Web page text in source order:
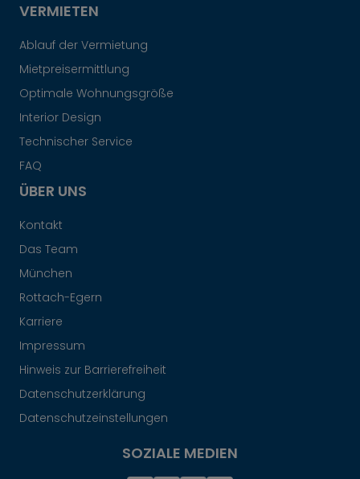
VERMIETEN
Ablauf der Vermietung
Mietpreisermittlung
Optimale Wohnungsgröße
Interior Design
Technischer Service
FAQ
ÜBER UNS
Kontakt
Das Team
München
Rottach-Egern
Karriere
Impressum
Hinweis zur Barrierefreiheit
Datenschutzerklärung
Datenschutzeinstellungen
SOZIALE MEDIEN